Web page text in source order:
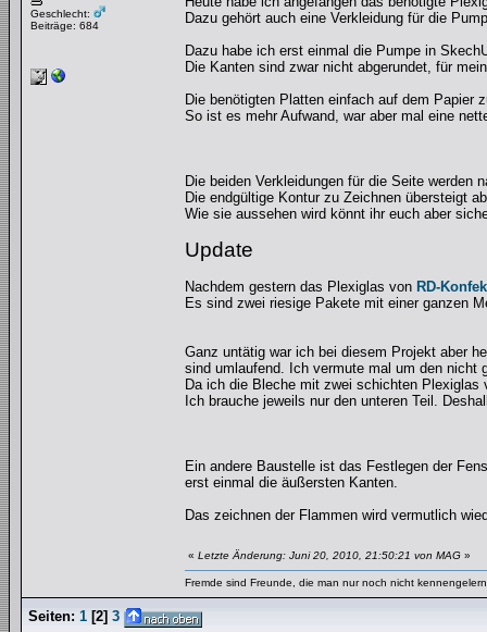
Geschlecht:
Beiträge: 684
Dazu gehört auch eine Verkleidung für die
Dazu habe ich erst einmal die Pumpe in
Die Kanten sind zwar nicht abgerundet, für
Die benötigten Platten einfach auf dem Papier
So ist es mehr Aufwand, war aber mal eine
Die beiden Verkleidungen für die Seite werden
Die endgültige Kontur zu Zeichnen übersteigt
Wie sie aussehen wird könnt ihr euch aber
Update
Nachdem gestern das Plexiglas von RD-
Es sind zwei riesige Pakete mit einer ganzen
Ganz untätig war ich bei diesem Projekt aber
sind umlaufend. Ich vermute mal um den nicht
Da ich die Bleche mit zwei schichten
Ich brauche jeweils nur den unteren Teil.
Ein andere Baustelle ist das Festlegen der
erst einmal die äußersten Kanten.
Das zeichnen der Flammen wird vermutlich
« Letzte Änderung: Juni 20, 2010, 21:50:21 von MAG »
Fremde sind Freunde, die man nur noch nicht
Seiten: 1 [2] 3